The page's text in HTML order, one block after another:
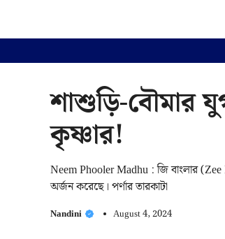
শাশুড়ি-বৌমার
কৃষ্ণার!
Neem Phooler Madhu : জি বাংলার
অর্জন করেছে। পর্ণার তারকাটা
Nandini August 4, 2024